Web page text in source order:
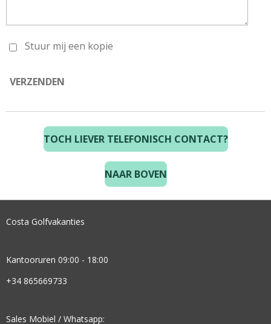
Stuur mij een kopie
VERZENDEN
TOCH LIEVER TELEFONISCH CONTACT?
NAAR BOVEN
Costa Golfvakanties
Kantooruren 09:00 - 18:00
+34 865669733
Sales Mobiel / Whatsapp: